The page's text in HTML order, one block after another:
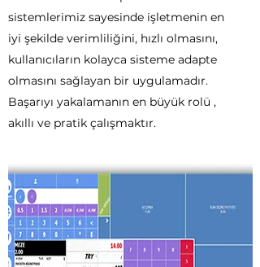
sistemlerimiz sayesinde işletmenin en
iyi şekilde verimliliğini, hızlı olmasını,
kullanıcıların kolayca sisteme adapte
olmasını sağlayan bir uygulamadır.
Başarıyı yakalamanın en büyük rolü ,
akıllı ve pratik çalışmaktır.